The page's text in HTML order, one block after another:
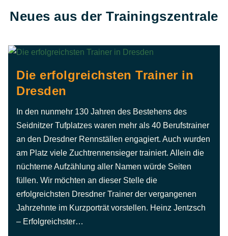
Neues aus der Trainingszentrale
Die erfolgreichsten Trainer in
Dresden
In den nunmehr 130 Jahren des Bestehens des
Seidnitzer Tufplatzes waren mehr als 40 Berufstrainer
an den Dresdner Rennställen engagiert. Auch wurden
am Platz viele Zuchtrennensieger trainiert. Allein die
nüchterne Aufzählung aller Namen würde Seiten
füllen. Wir möchten an dieser Stelle die
erfolgreichsten Dresdner Trainer der vergangenen
Jahrzehnte im Kurzporträt vorstellen. Heinz Jentzsch
– Erfolgreichster…